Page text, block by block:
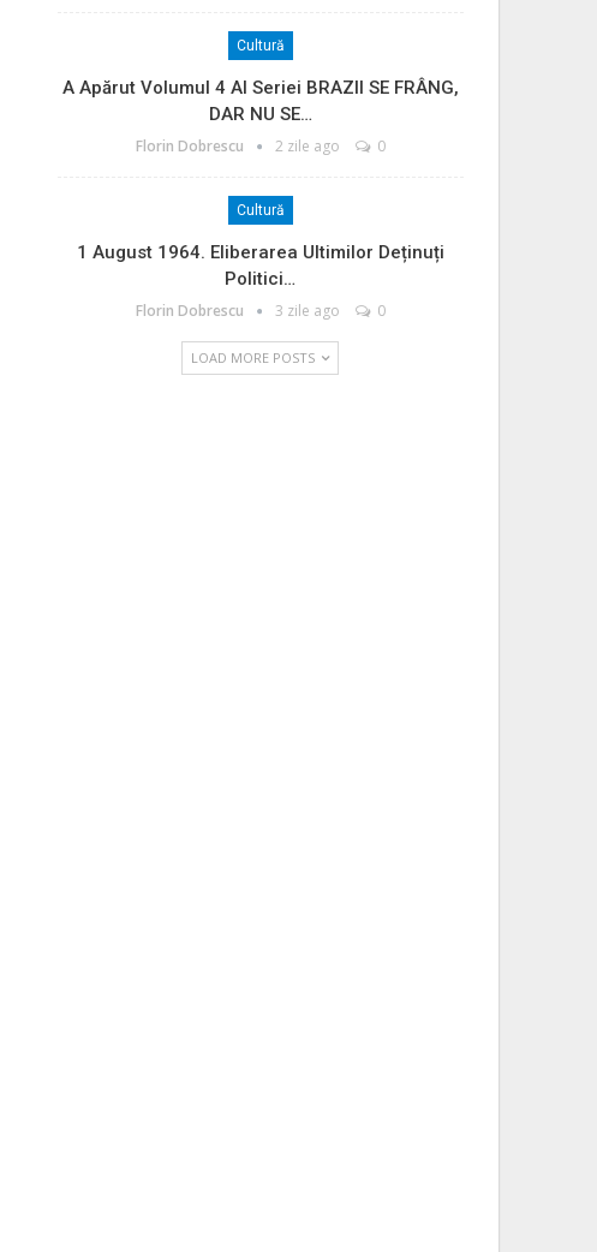
Cultură
A Apărut Volumul 4 Al Seriei BRAZII SE FRÂNG,
DAR NU SE…
Florin Dobrescu 2 zile ago 0
Cultură
1 August 1964. Eliberarea Ultimilor Deținuți
Politici…
Florin Dobrescu 3 zile ago 0
LOAD MORE POSTS